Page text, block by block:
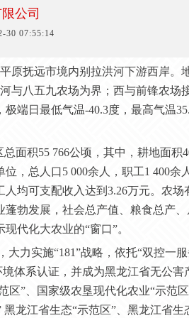
公司
30 07:55:14
原抚远市境内别拉洪河下游西岸。
河与八五九农场为界；西与前锋农场
端日最低气温-40.3度，最高气温
总面积55 766公顷，其中，耕地面积
位，总人口5 000余 人， 职工1 400余人
人均可支配收入达到 3.26万元。农场
勃发展，社会总产值、粮食总产
现代化大农业的“窗口”。
大力实施“181”战略，依托“双控一
体系认证，并成为黑龙江省无公害
区”、国家级农垦现代化农业“示范
黑龙江省生态“示范区”、黑龙江省生